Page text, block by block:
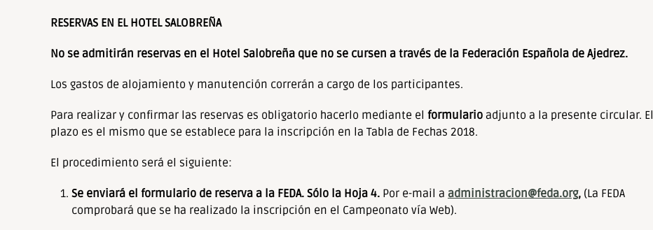
RESERVAS EN EL HOTEL SALOBREÑA
No se admitirán reservas en el Hotel Salobreña que no se cursen a través de la Federación Española de Ajedrez.
Los gastos de alojamiento y manutención correrán a cargo de los participantes.
Para realizar y confirmar las reservas es obligatorio hacerlo mediante el formulario adjunto a la presente circular. El
plazo es el mismo que se establece para la inscripción en la Tabla de Fechas 2018.
El procedimiento será el siguiente:
Se enviará el formulario de reserva a la FEDA. Sólo la Hoja 4. Por e-mail a administracion@feda.org, (La FEDA
comprobará que se ha realizado la inscripción en el Campeonato vía Web).